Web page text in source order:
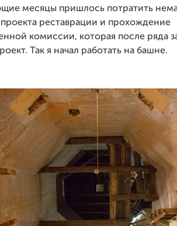
месяцы пришлось потратить
проекта реставрации и прохождение
комиссии, которая после ряда
Так я начал работать на башне.